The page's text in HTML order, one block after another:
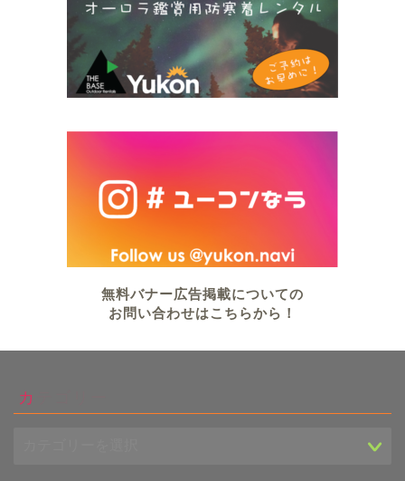
無料バナー広告掲載についての
お問い合わせはこちらから！